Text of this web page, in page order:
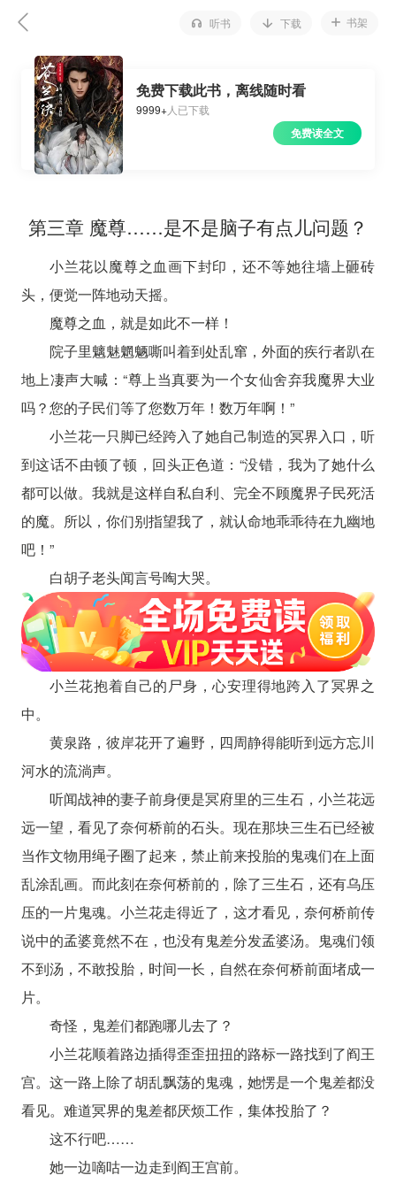
听书 下载 书架
免费下载此书，离线随时看
9999+人已下载
免费读全文
第三章 魔尊……是不是脑子有点儿问题？
小兰花以魔尊之血画下封印，还不等她往墙上砸砖
头，便觉一阵地动天摇。
魔尊之血，就是如此不一样！
院子里魑魅魍魉嘶叫着到处乱窜，外面的疾行者趴在
地上凄声大喊：“尊上当真要为一个女仙舍弃我魔界大业
吗？您的子民们等了您数万年！数万年啊！”
小兰花一只脚已经跨入了她自己制造的冥界入口，听
到这话不由顿了顿，回头正色道：“没错，我为了她什么
都可以做。我就是这样自私自利、完全不顾魔界子民死活
的魔。所以，你们别指望我了，就认命地乖乖待在九幽地
吧！”
白胡子老头闻言号啕大哭。
小兰花抱着自己的尸身，心安理得地跨入了冥界之
中。
黄泉路，彼岸花开了遍野，四周静得能听到远方忘川
河水的流淌声。
听闻战神的妻子前身便是冥府里的三生石，小兰花远
远一望，看见了奈何桥前的石头。现在那块三生石已经被
当作文物用绳子圈了起来，禁止前来投胎的鬼魂们在上面
乱涂乱画。而此刻在奈何桥前的，除了三生石，还有乌压
压的一片鬼魂。小兰花走得近了，这才看见，奈何桥前传
说中的孟婆竟然不在，也没有鬼差分发孟婆汤。鬼魂们领
不到汤，不敢投胎，时间一长，自然在奈何桥前面堵成一
片。
奇怪，鬼差们都跑哪儿去了？
小兰花顺着路边插得歪歪扭扭的路标一路找到了阎王
宫。这一路上除了胡乱飘荡的鬼魂，她愣是一个鬼差都没
看见。难道冥界的鬼差都厌烦工作，集体投胎了？
这不行吧……
她一边嘀咕一边走到阎王宫前。